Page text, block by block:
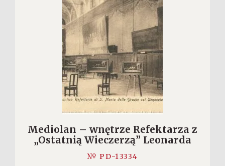
Mediolan – wnętrze Refektarza z
„Ostatnią Wieczerzą” Leonarda
№ PD-13334